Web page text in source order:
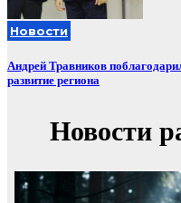
Новости
Андрей Травников
развитие региона